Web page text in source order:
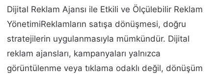
Dijital Reklam Ajansı ile Etkili ve Ölçülebilir Reklam
YönetimiReklamların satışa dönüşmesi, doğru
stratejilerin uygulanmasıyla mümkündür. Dijital
reklam ajansları, kampanyaları yalnızca
görüntülenme veya tıklama odaklı değil, dönüşüm